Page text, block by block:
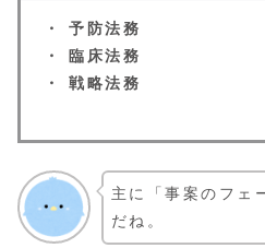
・ 予防法務
・ 臨床法務
・ 戦略法務
主に「事案のフェ
だね。